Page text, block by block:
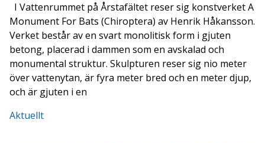
I Vattenrummet på Årstafältet reser sig konstverket A
Monument For Bats (Chiroptera) av Henrik Håkansson.
Verket består av en svart monolitisk form i gjuten
betong, placerad i dammen som en avskalad och
monumental struktur. Skulpturen reser sig nio meter
över vattenytan, är fyra meter bred och en meter djup,
och är gjuten i en
Aktuellt